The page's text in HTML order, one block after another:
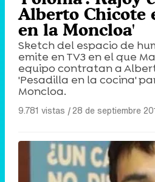
Alberto Chicote
en la Moncloa'
Sketch del espacio de
emite en TV3 en el que
equipo contratan a
'Pesadilla en la cocina'
Moncloa.
9.781 vistas |28 de septiembre